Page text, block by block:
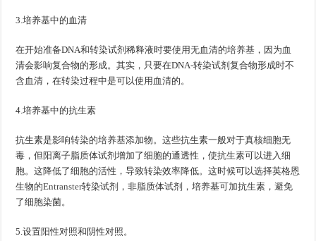
3.培养基中的血清
在开始准备DNA和转染试剂稀释液时要使用无血清的培养基，因为血
清会影响复合物的形成。其实，只要在DNA-转染试剂复合物形成时不
含血清，在转染过程中是可以使用血清的。
4.培养基中的抗生素
抗生素是影响转染的培养基添加物。这些抗生素一般对于真核细胞无
毒，但阳离子脂质体试剂增加了细胞的通透性，使抗生素可以进入细
胞。这降低了细胞的活性，导致转染效率降低。这时候可以选择英格恩
生物的Entranster转染试剂，非脂质体试剂，培养基可加抗生素，避免
了细胞染菌。
5.设置阳性对照和阴性对照。